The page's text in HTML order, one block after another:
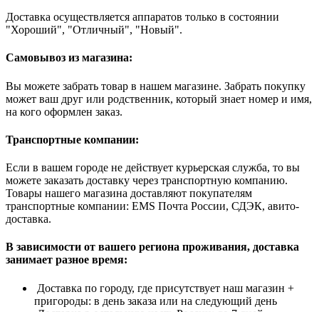
Доставка осуществляется аппаратов только в состоянии
"Хороший", "Отличный", "Новый".
Самовывоз из магазина:
Вы можете забрать товар в нашем магазине. Забрать покупку
может ваш друг или родственник, который знает номер и имя,
на кого оформлен заказ.
Транспортные компании:
Если в вашем городе не действует курьерская служба, то вы
можете заказать доставку через транспортную компанию.
Товары нашего магазина доставляют покупателям
транспортные компании: EMS Почта России, СДЭК, авито-
доставка.
В зависимости от вашего региона проживания, доставка
занимает разное время:
Доставка по городу, где присутствует наш магазин +
пригороды: в день заказа или на следующий день